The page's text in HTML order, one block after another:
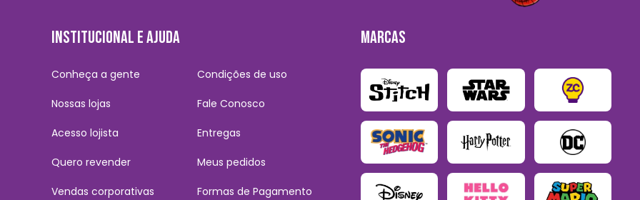
INSTITUCIONAL E AJUDA
Conheça a gente
Nossas lojas
Acesso lojista
Quero revender
Vendas corporativas
Condições de uso
Fale Conosco
Entregas
Meus pedidos
Formas de Pagamento
MARCAS